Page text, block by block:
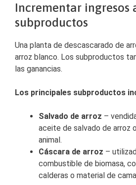
Incrementar ingresos
subproductos
Una planta de descascarado de
arroz blanco. Los subproductos
las ganancias.
Los principales subproductos
Salvado de arroz –
aceite de salvado de arroz
animal.
Cáscara de arroz –
combustible de biomasa,
calderas o material de